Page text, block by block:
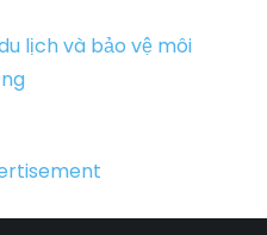
Phượt du lịch và
bảo vệ môi